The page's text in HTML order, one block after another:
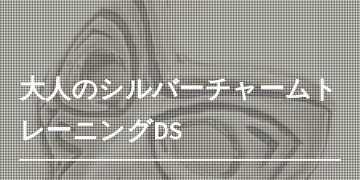
大人のシルバーチャームト
レーニングDS